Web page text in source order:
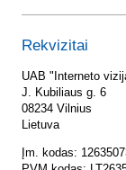
Rekvizitai
UAB "Interneto
J. Kubiliaus g. 6
08234 Vilnius
Lietuva
Įm. kodas: